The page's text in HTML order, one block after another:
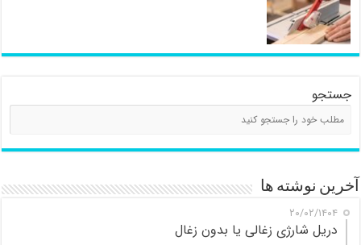
جستجو
آخرین نوشته ها
۲۰/۰۲/۱۴۰۴
دریل شارژی زغالی یا بدون زغال